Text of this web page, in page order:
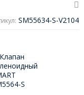
SM55634-S-V2104